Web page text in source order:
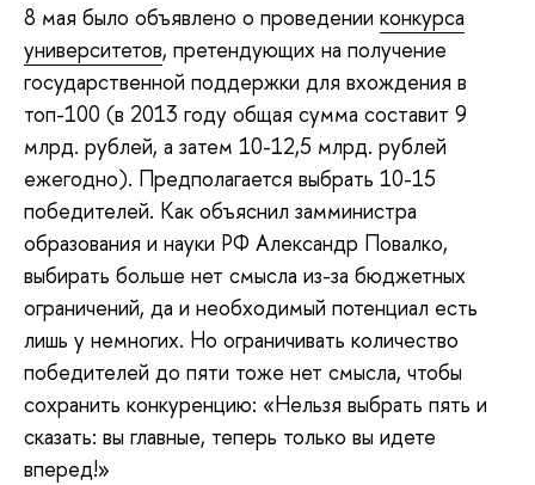
8 мая было объявлено о проведении конкурса
университетов, претендующих на получение
государственной поддержки для вхождения в
топ-100 (в 2013 году общая сумма составит 9
млрд. рублей, а затем 10-12,5 млрд. рублей
ежегодно). Предполагается выбрать 10-15
победителей. Как объяснил замминистра
образования и науки РФ Александр Повалко,
выбирать больше нет смысла из-за бюджетных
ограничений, да и необходимый потенциал есть
лишь у немногих. Но ограничивать количество
победителей до пяти тоже нет смысла, чтобы
сохранить конкуренцию: «Нельзя выбрать пять и
сказать: вы главные, теперь только вы идете
вперед!»